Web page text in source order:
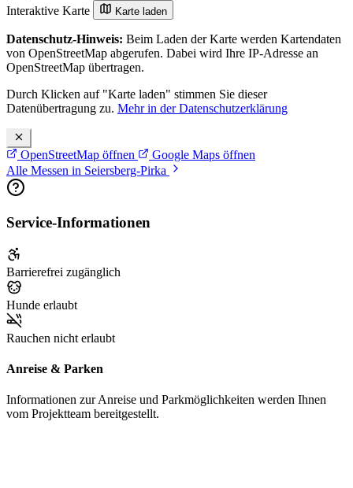
Interaktive Karte Karte laden
Datenschutz-Hinweis: Beim Laden der Karte werden Kartendaten
von OpenStreetMap abgerufen. Dabei wird Ihre IP-Adresse an
OpenStreetMap übertragen.
Durch Klicken auf "Karte laden" stimmen Sie dieser
Datenübertragung zu. Mehr in der Datenschutzerklärung
OpenStreetMap öffnen
Google Maps öffnen
Alle Messen in Seiersberg-Pirka
Service-Informationen
Barrierefrei zugänglich
Hunde erlaubt
Rauchen nicht erlaubt
Anreise & Parken
Informationen zur Anreise und Parkmöglichkeiten werden Ihnen
vom Projektteam bereitgestellt.